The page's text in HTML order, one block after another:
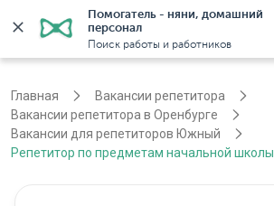
Помогатель - няни, домашний
персонал
Поиск работы и работников
Главная
Вакансии репетитора
Вакансии репетитора в Оренбурге
Вакансии для репетиторов Южный
Репетитор по предметам начальной школы